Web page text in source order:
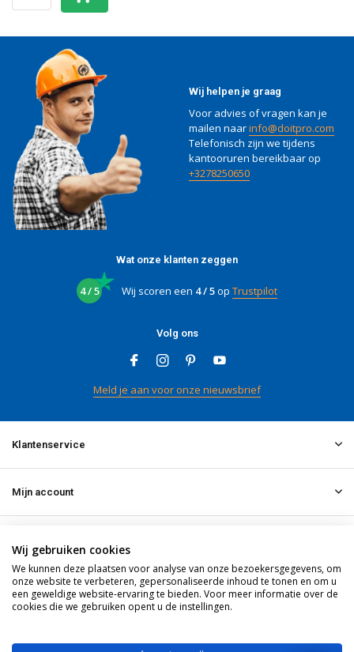
Wij gebruiken cookies
We kunnen deze plaatsen voor analyse van onze bezoekersgegevens, om
onze website te verbeteren, gepersonaliseerde inhoud te tonen en om u
een geweldige website-ervaring te bieden. Voor meer informatie over de
cookies die we gebruiken opent u de instellingen.
Wij helpen je graag
Voor advies of vragen kan je
mailen naarinfo@doitpro.com
Telefonisch zijn we tijdens
kantooruren bereikbaar op
+3278250650
Wat onze klanten zeggen
4 / 5 Wij scoren een 4 / 5op Trustpilot
Volg ons
Meld je aan voor onze nieuwsbrief
Klantenservice
Mijn account
Contact